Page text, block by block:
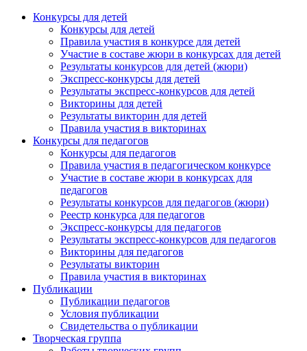
Конкурсы для детей
Конкурсы для детей
Правила участия в конкурсе для детей
Участие в составе жюри в конкурсах для детей
Результаты конкурсов для детей (жюри)
Экспресс-конкурсы для детей
Результаты экспресс-конкурсов для детей
Викторины для детей
Результаты викторин для детей
Правила участия в викторинах
Конкурсы для педагогов
Конкурсы для педагогов
Правила участия в педагогическом конкурсе
Участие в составе жюри в конкурсах для
педагогов
Результаты конкурсов для педагогов (жюри)
Реестр конкурса для педагогов
Экспресс-конкурсы для педагогов
Результаты экспресс-конкурсов для педагогов
Викторины для педагогов
Результаты викторин
Правила участия в викторинах
Публикации
Публикации педагогов
Условия публикации
Свидетельства о публикации
Творческая группа